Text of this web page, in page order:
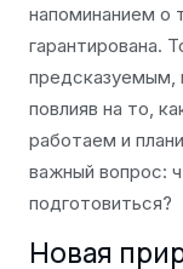
напоминанием о
гарантирована.
предсказуемым,
повлияв на то,
работаем и
важный вопрос:
подготовиться?
Новая